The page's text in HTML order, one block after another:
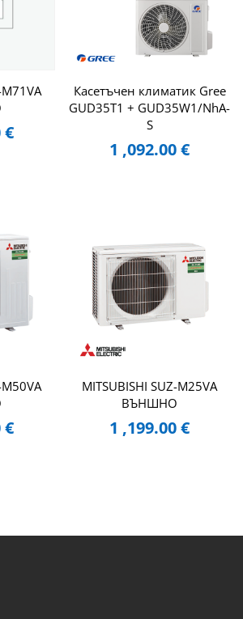
€
Касетъчен климатик Gree
GUD35T1 + GUD35W1/NhA-
S
1 ,092.00€
€
MITSUBISHI SUZ-M25VA
ВЪНШНО
1 ,199.00€